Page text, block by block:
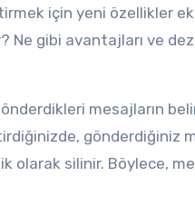
için yeni özellikler
Ne gibi avantajları ve
gönderdikleri mesajların
gönderdiğiniz
silinir. Böylece,